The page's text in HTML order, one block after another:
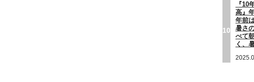
10
『10
高』
年前
暑さ
べて
く、